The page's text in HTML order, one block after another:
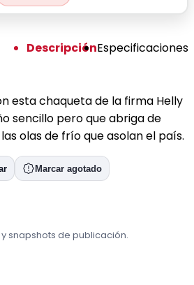
DescripciónEspecificaciones
esta chaqueta de la firma Helly
sencillo pero que abriga de
olas de frío que asolan el país.
Marcar agotado
snapshots de publicación.